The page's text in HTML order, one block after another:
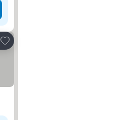
Přidat na seznam oblíbených hotelů